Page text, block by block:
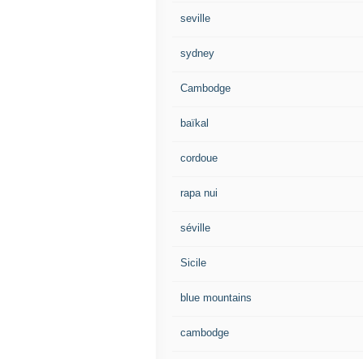
seville
sydney
Cambodge
baïkal
cordoue
rapa nui
séville
Sicile
blue mountains
cambodge